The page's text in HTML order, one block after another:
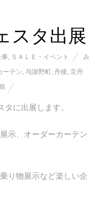
スタ出展
, ＳＡＬＥ・イベント
み
ーテン,与謝野町,丹後,京丹
に出展します。
示、オーダーカーテン
り物展示など楽しい企